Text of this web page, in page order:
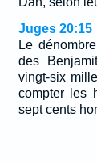
Juges 20:15
Le
des
vingt-six
compter les
sept cents